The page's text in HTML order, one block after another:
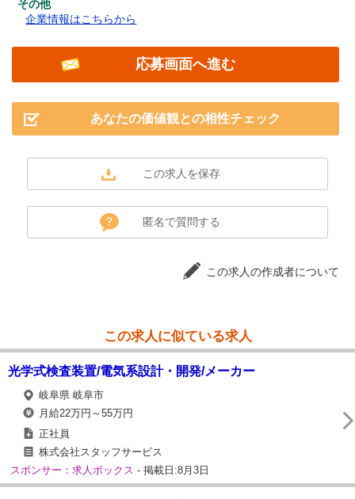
その他
企業情報はこちらから
応募画面へ進む
あなたの価値観との相性チェック
匿名で質問する
この求人の作成者について
この求人に似ている求人
光学式検査装置/電気系設計・開発/メーカー
岐阜県 岐阜市
月給22万円～55万円
正社員
株式会社スタッフサービス
スポンサー：求人ボックス - 掲載日:8月3日